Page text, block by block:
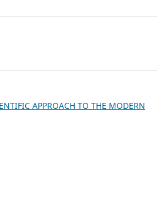
APPROACH TO THE MODERN